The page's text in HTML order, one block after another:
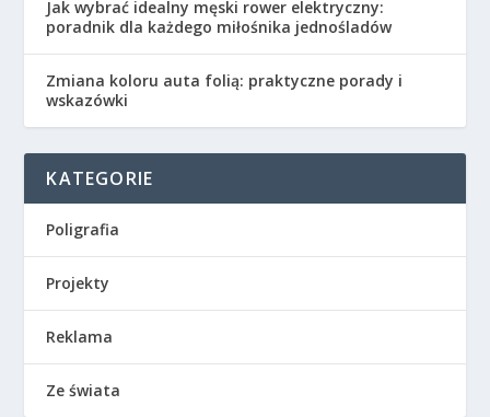
Jak wybrać idealny męski rower elektryczny:
poradnik dla każdego miłośnika jednośladów
Zmiana koloru auta folią: praktyczne porady i
wskazówki
KATEGORIE
Poligrafia
Projekty
Reklama
Ze świata